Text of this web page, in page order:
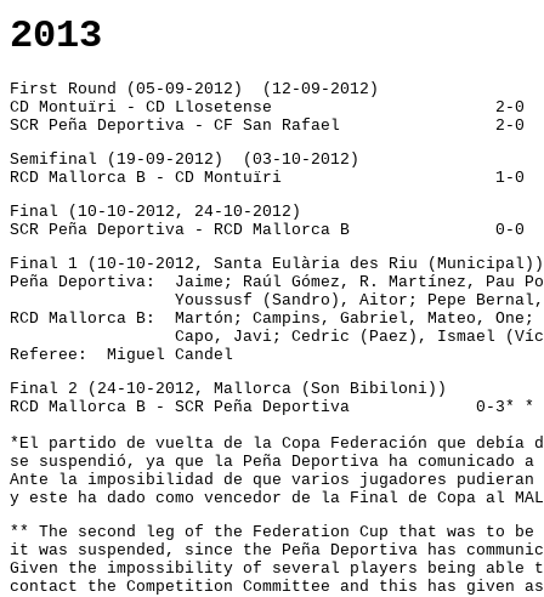
2013
First Round (05-09-2012)  (12-09-2012)
CD Montuïri - CD
SCR Peña Deportiva - CF San
Semifinal (19-09-2012)  (03-10-2012)
RCD Mallorca B - CD
Final (10-10-2012, 24-10-2012)
SCR Peña Deportiva -
Final 1 (10-10-2012, Santa Eulària des Riu
Peña Deportiva:  Jaime; Raúl Gómez, R. Martínez, Pau
Youssusf (Sandro), Aitor; Pepe
RCD Mallorca B:  Martón; Campins, Gabriel, Mateo,
Capo, Javi; Cedric (Paez), Ismael
Referee:  Miguel Candel
Final 2 (24-10-2012, Mallorca (Son Bibiloni))
RCD
*El partido de vuelta de la Copa Federación que
se suspendió, ya que la Peña Deportiva ha
Ante la imposibilidad de que varios jugadores
y este ha dado como vencedor de la Final de Copa al
** The second leg of the Federation Cup that was to
it was suspended, since the Peña Deportiva has
Given the impossibility of several players being able
contact the Competition Committee and this has given